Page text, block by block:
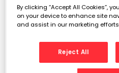
Horaires
Lundi
By clicking “Accept All Cookies”,
on your device to enhance site
and assist in our marketing
Reject All